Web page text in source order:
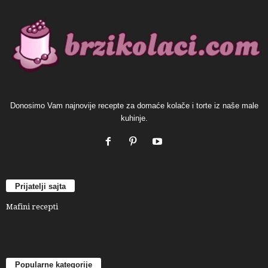
Donosimo Vam najnovije recepte za domaće kolače i torte iz naše male
kuhinje.
Prijatelji sajta
Mafini recepti
Popularne kategorije